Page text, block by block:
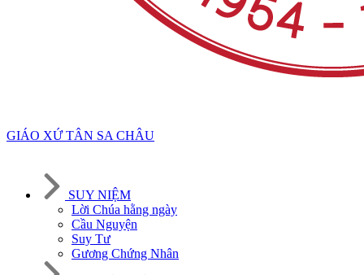
GIÁO XỨ TÂN SA CHÂU
SUY NIỆM
Lời Chúa hằng ngày
Cầu Nguyện
Suy Tư
Gương Chứng Nhân